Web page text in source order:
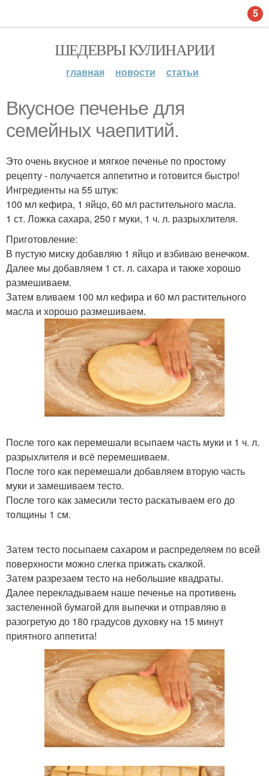
ШЕДЕВРЫ КУЛИНАРИИ
главная новости статьи
Вкусное печенье для
семейных чаепитий.
Это очень вкусное и мягкое печенье по простому
рецепту - получается аппетитно и готовится быстро!
Ингредиенты на 55 штук:
100 мл кефира, 1 яйцо, 60 мл растительного масла.
1 ст. Ложка сахара, 250 г муки, 1 ч. л. разрыхлителя.
Приготовление:
В пустую миску добавляю 1 яйцо и взбиваю венечком.
Далее мы добавляем 1 ст. л. сахара и также хорошо
размешиваем.
Затем вливаем 100 мл кефира и 60 мл растительного
масла и хорошо размешиваем.
После того как перемешали всыпаем часть муки и 1 ч. л.
разрыхлителя и всё перемешиваем.
После того как перемешали добавляем вторую часть
муки и замешиваем тесто.
После того как замесили тесто раскатываем его до
толщины 1 см.
Затем тесто посыпаем сахаром и распределяем по всей
поверхности можно слегка прижать скалкой.
Затем разрезаем тесто на небольшие квадраты.
Далее перекладываем наше печенье на противень
застеленной бумагой для выпечки и отправляю в
разогретую до 180 градусов духовку на 15 минут
приятного аппетита!
5